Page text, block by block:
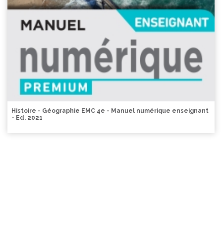
Histoire - Géographie EMC 4e - Manuel numérique enseignant
- Ed. 2021